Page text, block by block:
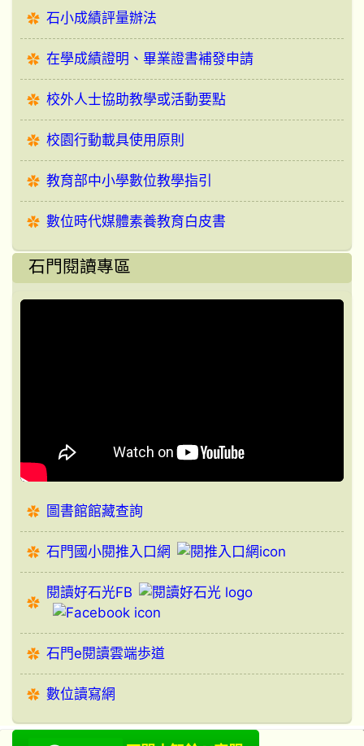
石小成績評量辦法
在學成績證明、畢業證書補發申請
校外人士協助教學或活動要點
校園行動載具使用原則
教育部中小學數位教學指引
數位時代媒體素養教育白皮書
石門閱讀專區
圖書館館藏查詢
石門國小閱推入口網
閱讀好石光FB
石門e閱讀雲端歩道
數位讀寫網